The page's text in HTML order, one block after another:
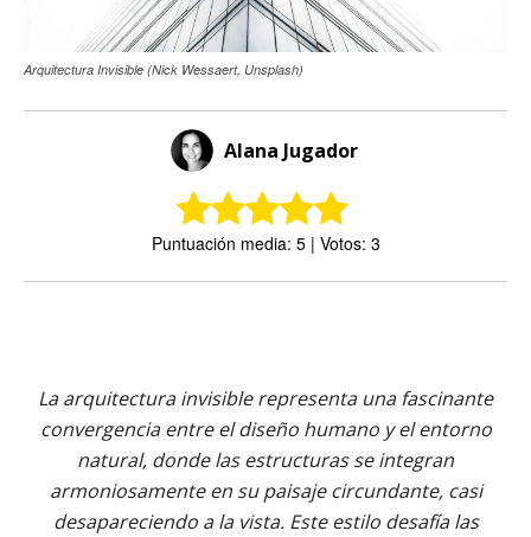
Arquitectura Invisible (Nick Wessaert, Unsplash)
Alana Jugador
Puntuación media: 5 | Votos: 3
La arquitectura invisible representa una fascinante
convergencia entre el diseño humano y el entorno
natural, donde las estructuras se integran
armoniosamente en su paisaje circundante, casi
desapareciendo a la vista. Este estilo desafía las